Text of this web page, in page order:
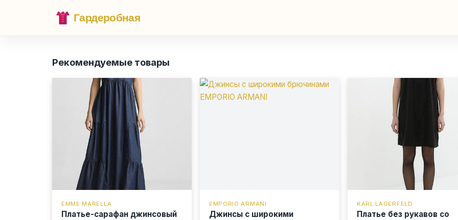
Гардеробная
Рекомендуемые товары
EMME MARELLA
Платье-сарафан джинсовый
EMPORIO ARMANI
Джинсы с широкими
KARL LAGERFELD
Платье без рукавов со